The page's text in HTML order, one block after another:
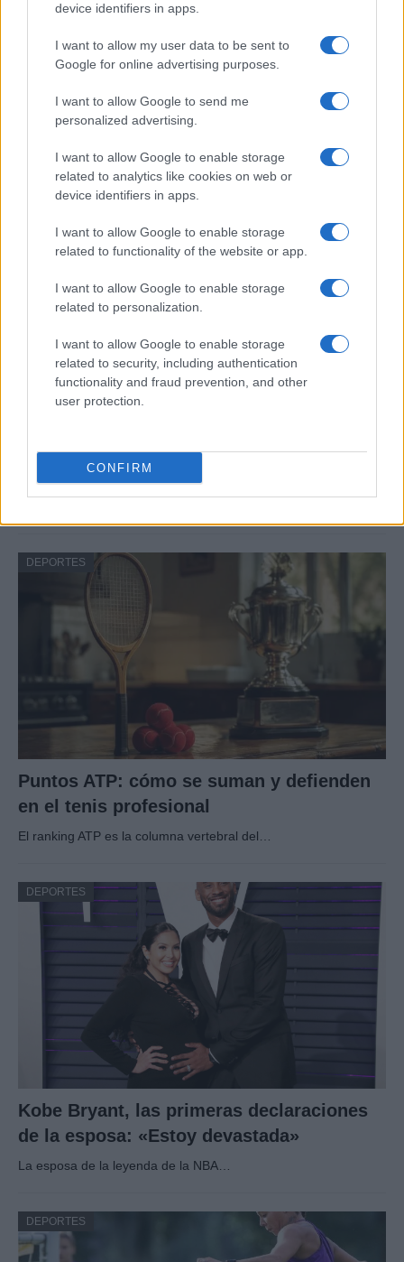
device identifiers in apps.
I want to allow my user data to be sent to
Google for online advertising purposes.
I want to allow Google to send me
personalized advertising.
I want to allow Google to enable storage
related to analytics like cookies on web or
device identifiers in apps.
I want to allow Google to enable storage
related to functionality of the website or app.
I want to allow Google to enable storage
related to personalization.
I want to allow Google to enable storage
related to security, including authentication
functionality and fraud prevention, and other
user protection.
CONFIRM
Guía completa del 4-3-3: roles,
El 4-3-3 es una de las formaciones más…
DEPORTES
Últimas novedades en el fútbol español:
fichajes, renovaciones y polémicas
DEPORTES
Puntos ATP: cómo se suman y defienden
en el tenis profesional
El ranking ATP es la columna vertebral del…
DEPORTES
Kobe Bryant, las primeras declaraciones
de la esposa: «Estoy devastada»
La esposa de la leyenda de la NBA…
DEPORTES